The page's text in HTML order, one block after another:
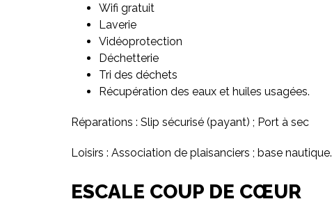
Wifi gratuit
Laverie
Vidéoprotection
Déchetterie
Tri des déchets
Récupération des eaux et huiles usagées.
Réparations : Slip sécurisé (payant) ; Port à sec
Loisirs : Association de plaisanciers ; base nautique.
ESCALE COUP DE CŒUR